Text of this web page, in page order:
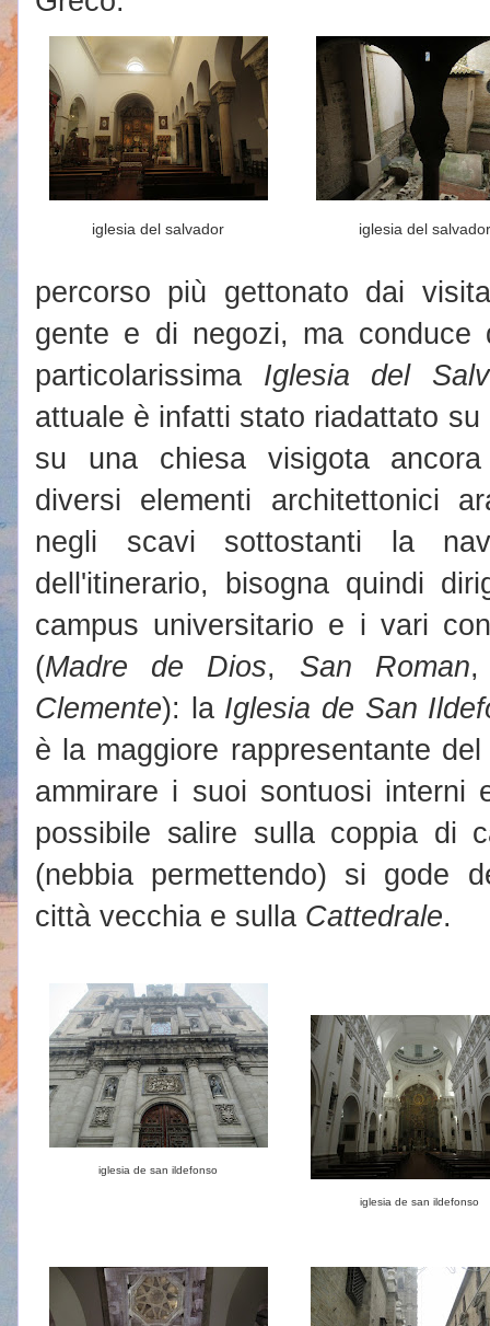
iglesia del salvador iglesia del
percorso più gettonato dai
gente e di negozi, ma conduce
particolarissima Iglesia del
attuale è infatti stato riadattato
su una chiesa visigota
diversi elementi architettonici
negli scavi sottostanti la
dell'itinerario, bisogna quindi
campus universitario e i vari
(Madre de Dios, San Roman
Clemente): la Iglesia de San
è la maggiore rappresentante
ammirare i suoi sontuosi interni
possibile salire sulla coppia di
(nebbia permettendo) si gode
città vecchia e sulla Cattedrale.
iglesia de san ildefonso
iglesia de san ildefonso